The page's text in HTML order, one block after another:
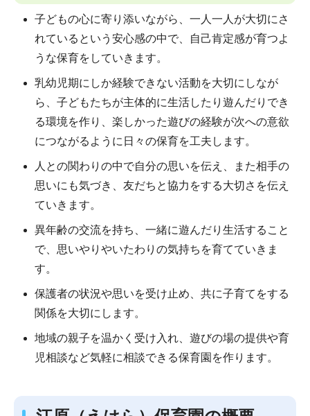
子どもの心に寄り添いながら、一人一人が大切にさ
れているという安心感の中で、自己肯定感が育つよ
うな保育をしていきます。
乳幼児期にしか経験できない活動を大切にしなが
ら、子どもたちが主体的に生活したり遊んだりでき
る環境を作り、楽しかった遊びの経験が次への意欲
につながるように日々の保育を工夫します。
人との関わりの中で自分の思いを伝え、また相手の
思いにも気づき、友だちと協力をする大切さを伝え
ていきます。
異年齢の交流を持ち、一緒に遊んだり生活すること
で、思いやりやいたわりの気持ちを育てていきま
す。
保護者の状況や思いを受け止め、共に子育てをする
関係を大切にします。
地域の親子を温かく受け入れ、遊びの場の提供や育
児相談など気軽に相談できる保育園を作ります。